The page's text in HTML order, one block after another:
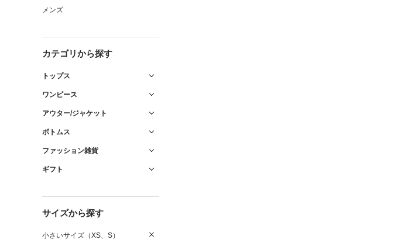
メンズ
カテゴリから探す
トップス
ワンピース
アウター/ジャケット
ボトムス
ファッション雑貨
ギフト
サイズから探す
小さいサイズ（XS、S）